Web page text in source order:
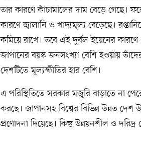
তার কারণে কাঁচামালের দাম বেড়ে গেছে।
কারণে জ্বালানি ও খাদ্যমূল্য বেড়েছে।
কমিয়ে রাখে। তবে এই দুর্বল ইয়েনের
জাপানের বয়স্ক জনসংখ্যা বেশি হওয়ায়
দেশটিতে মূল্যস্ফীতির হার বেশি।
এ পরিস্থিতিতে সরকার মজুরি বাড়াতে না
করছে। জাপানসহ বিশ্বের বিভিন্ন উন্নত
প্রণোদনা দিয়েছে। কিন্তু উন্নয়নশীল ও